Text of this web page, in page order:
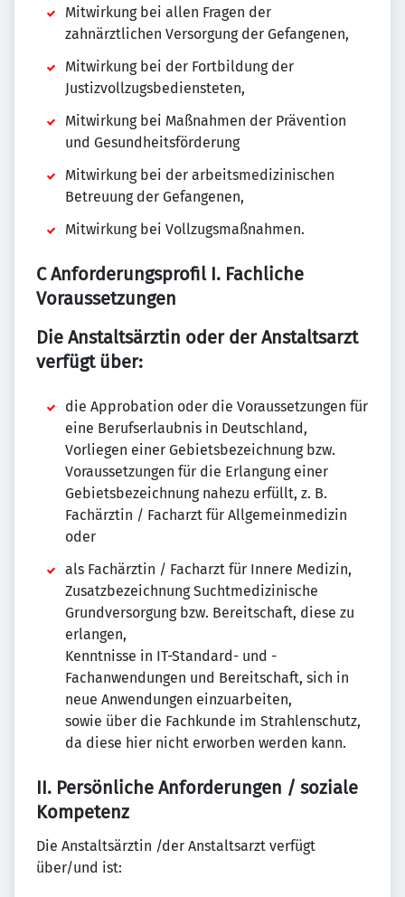
Mitwirkung bei allen Fragen der
zahnärztlichen Versorgung der Gefangenen,
Mitwirkung bei der Fortbildung der
Justizvollzugsbediensteten,
Mitwirkung bei Maßnahmen der Prävention
und Gesundheitsförderung
Mitwirkung bei der arbeitsmedizinischen
Betreuung der Gefangenen,
Mitwirkung bei Vollzugsmaßnahmen.
C Anforderungsprofil I. Fachliche
Voraussetzungen
Die Anstaltsärztin oder der Anstaltsarzt
verfügt über:
die Approbation oder die Voraussetzungen für
eine Berufserlaubnis in Deutschland,
Vorliegen einer Gebietsbezeichnung bzw.
Voraussetzungen für die Erlangung einer
Gebietsbezeichnung nahezu erfüllt, z. B.
Fachärztin / Facharzt für Allgemeinmedizin
oder
als Fachärztin / Facharzt für Innere Medizin,
Zusatzbezeichnung Suchtmedizinische
Grundversorgung bzw. Bereitschaft, diese zu
erlangen,
Kenntnisse in IT-Standard- und -
Fachanwendungen und Bereitschaft, sich in
neue Anwendungen einzuarbeiten,
sowie über die Fachkunde im Strahlenschutz,
da diese hier nicht erworben werden kann.
II. Persönliche Anforderungen / soziale
Kompetenz
Die Anstaltsärztin /der Anstaltsarzt verfügt
über/und ist: